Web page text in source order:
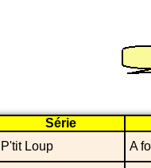
Série
P'tit Loup A